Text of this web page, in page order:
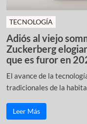
TECNOLOGÍA
Adiós al viejo
Zuckerberg
que es furor en
El avance de la
tradicionales de la
Leer Más